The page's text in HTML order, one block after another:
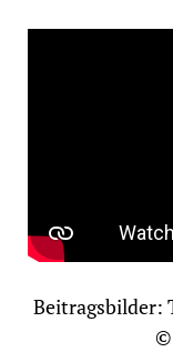
Beitragsbilder:
©